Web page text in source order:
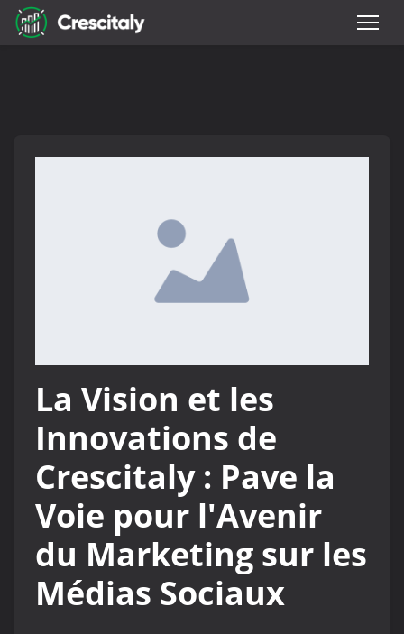
La Vision et les
Innovations de
Crescitaly : Pave la
Voie pour l'Avenir
du Marketing sur les
Médias Sociaux